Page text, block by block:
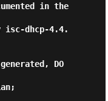
in the
dhcp-4.4.
DO